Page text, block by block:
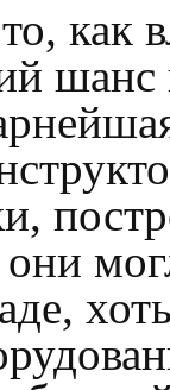
как
шанс